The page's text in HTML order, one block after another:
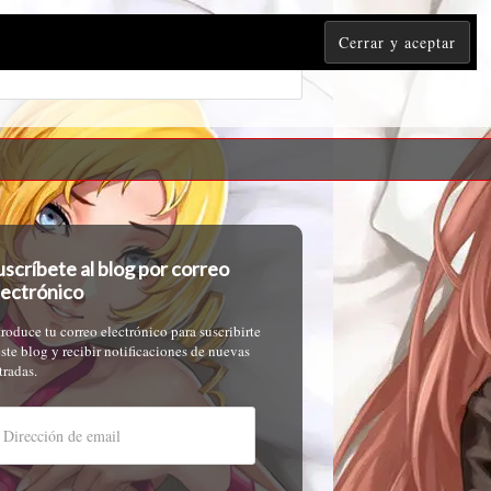
al blog por correo
tu correo electrónico para suscribirte
blog y recibir notificaciones de nuevas